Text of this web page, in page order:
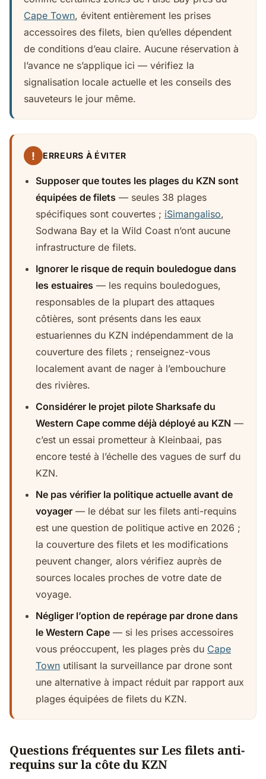
Cape Town, évitent entièrement les prises
accessoires des filets, bien qu’elles dépendent
de conditions d’eau claire. Aucune réservation à
l’avance ne s’applique ici — vérifiez la
signalisation locale actuelle et les conseils des
sauveteurs le jour même.
! ERREURS À ÉVITER
Supposer que toutes les plages du KZN sont
équipées de filets — seules 38 plages
spécifiques sont couvertes ; iSimangaliso,
Sodwana Bay et la Wild Coast n’ont aucune
infrastructure de filets.
Ignorer le risque de requin bouledogue dans
les estuaires — les requins bouledogues,
responsables de la plupart des attaques
côtières, sont présents dans les eaux
estuariennes du KZN indépendamment de la
couverture des filets ; renseignez-vous
localement avant de nager à l’embouchure
des rivières.
Considérer le projet pilote Sharksafe du
Western Cape comme déjà déployé au KZN —
c’est un essai prometteur à Kleinbaai, pas
encore testé à l’échelle des vagues de surf du
KZN.
Ne pas vérifier la politique actuelle avant de
voyager — le débat sur les filets anti-requins
est une question de politique active en 2026 ;
la couverture des filets et les modifications
peuvent changer, alors vérifiez auprès de
sources locales proches de votre date de
voyage.
Négliger l’option de repérage par drone dans
le Western Cape — si les prises accessoires
vous préoccupent, les plages près du Cape
Town utilisant la surveillance par drone sont
une alternative à impact réduit par rapport aux
plages équipées de filets du KZN.
Questions fréquentes sur Les filets anti-
requins sur la côte du KZN